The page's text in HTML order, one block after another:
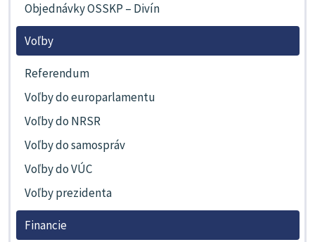
Objednávky OSSKP – Divín
Voľby
Referendum
Voľby do europarlamentu
Voľby do NRSR
Voľby do samospráv
Voľby do VÚC
Voľby prezidenta
Financie